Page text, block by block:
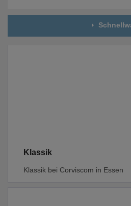
Klassik
Klassik bei Corviscom in Essen